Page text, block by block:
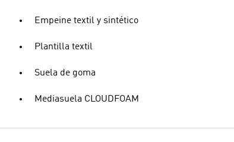
Empeine textil y sintético
Plantilla textil
Suela de goma
Mediasuela CLOUDFOAM